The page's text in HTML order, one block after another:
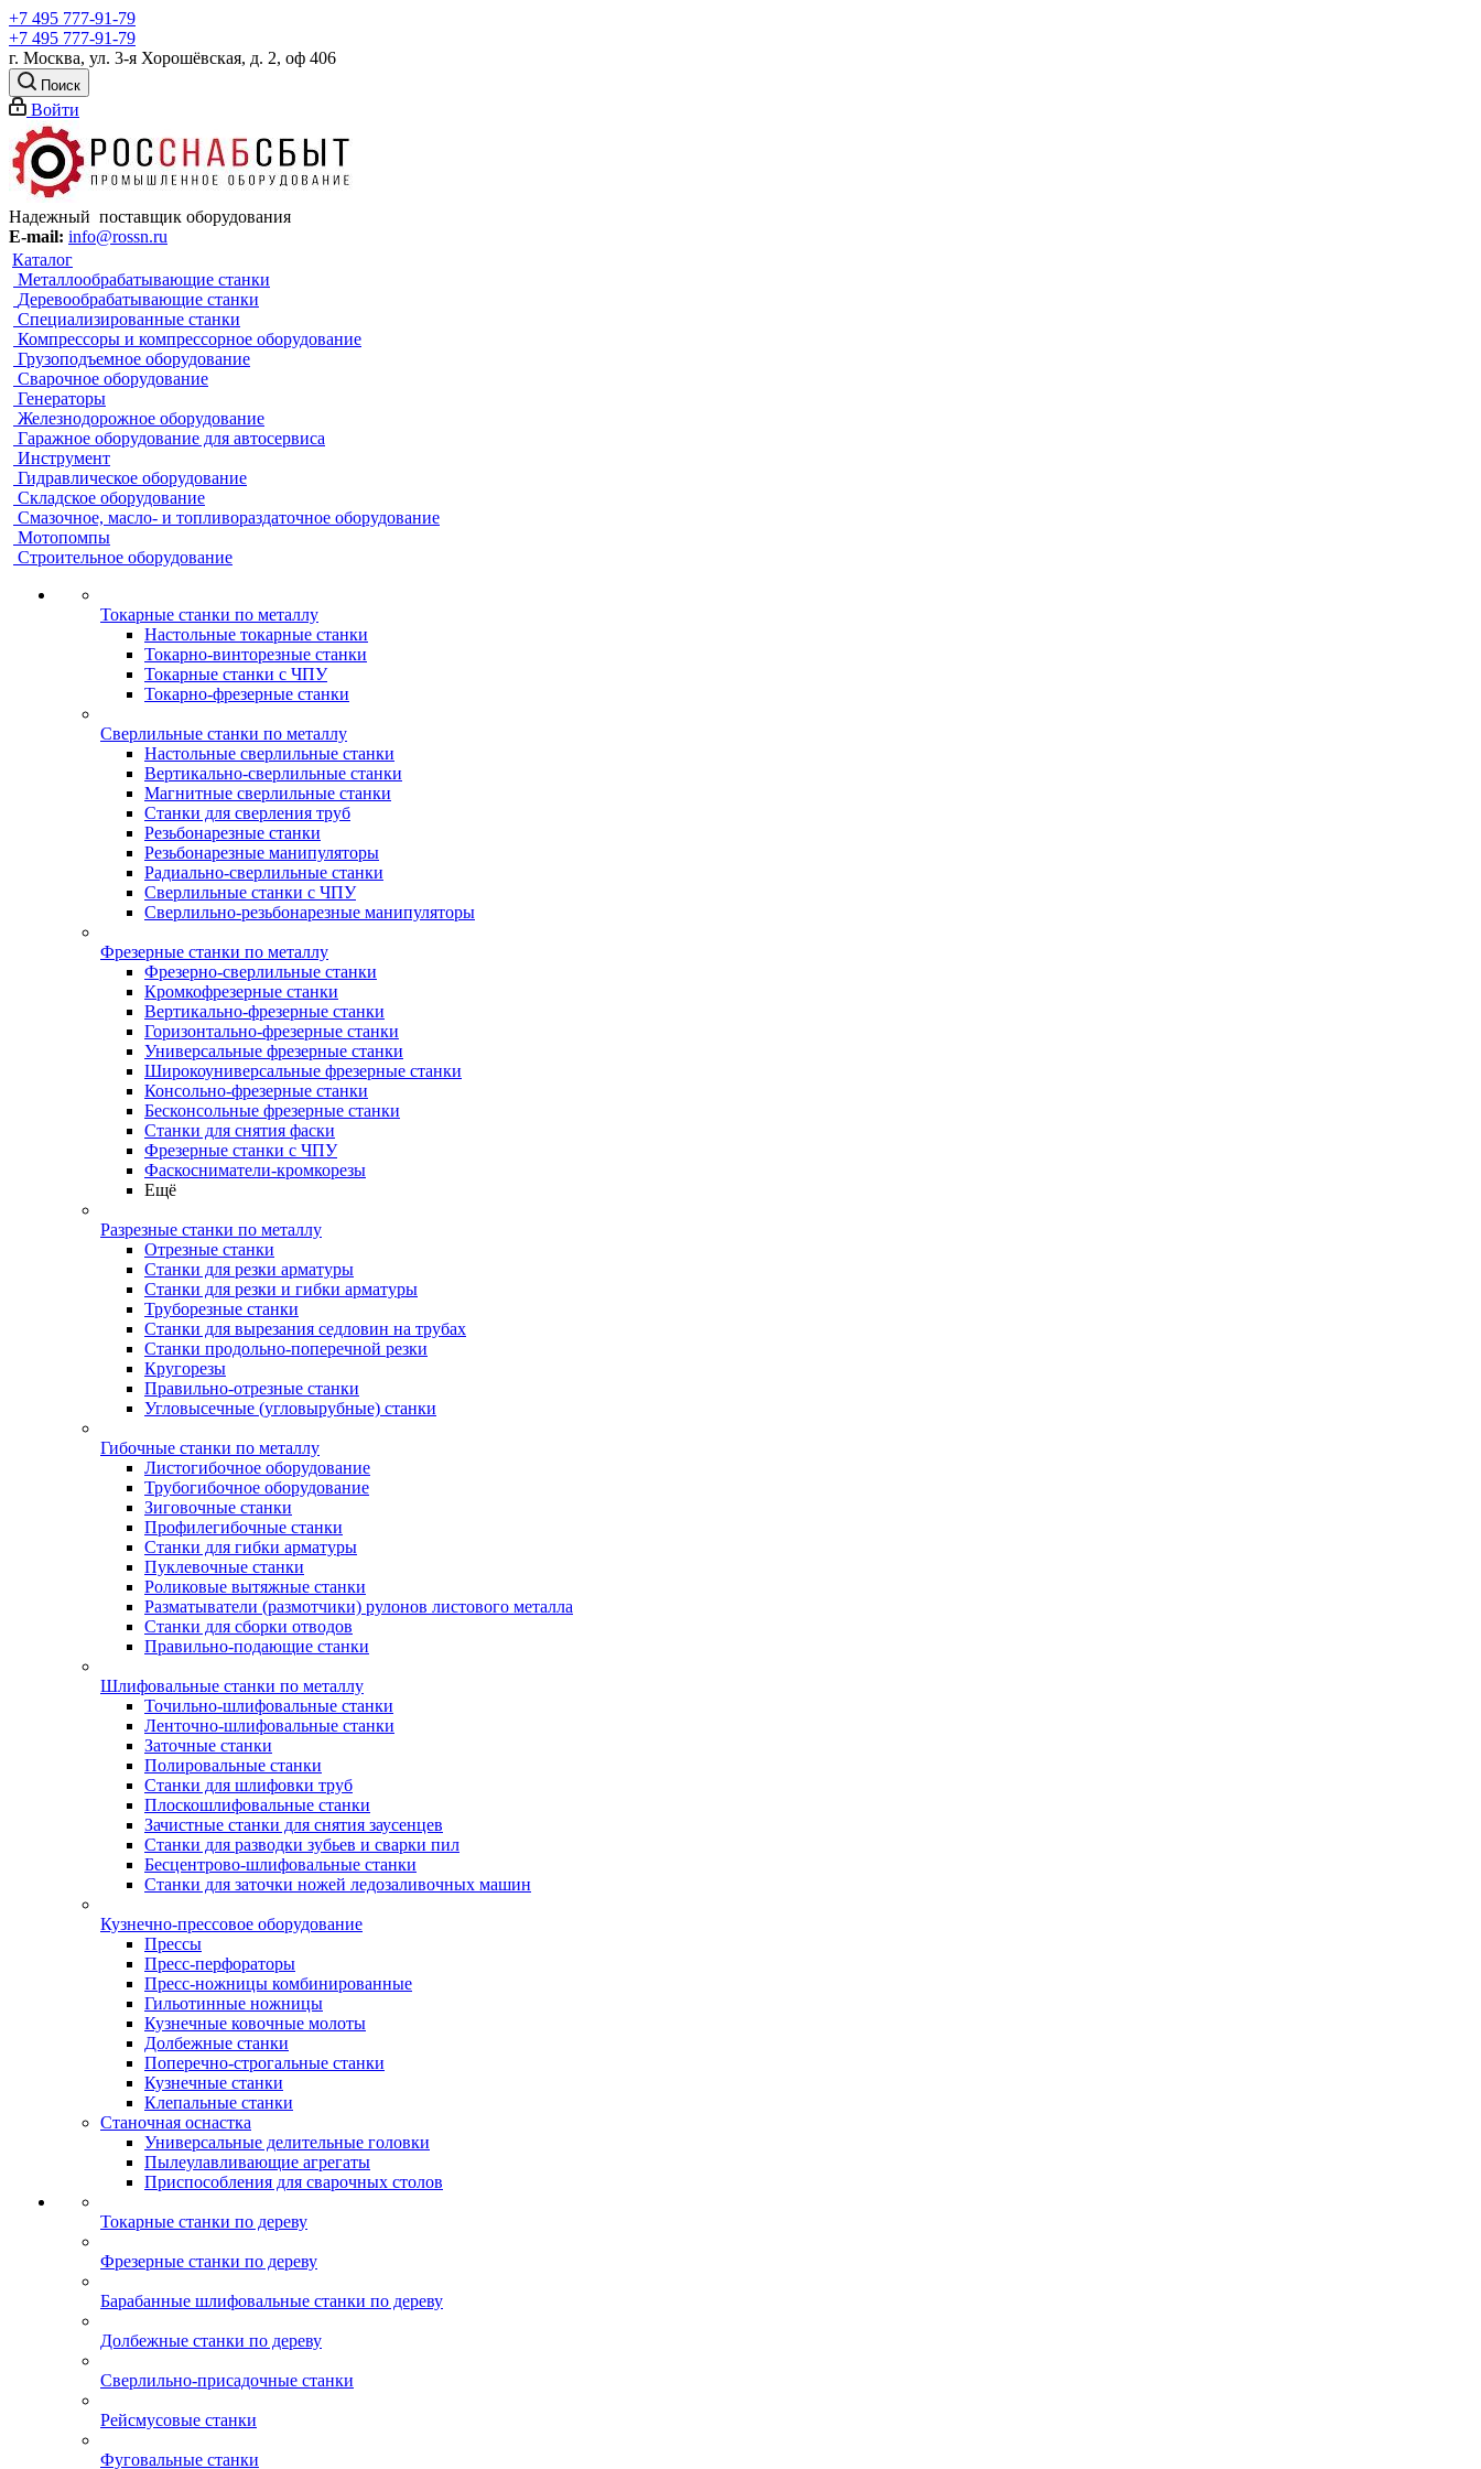
+7 495 777-91-79
+7 495 777-91-79
г. Москва, ул. 3-я Хорошёвская, д. 2, оф 406
Поиск
Войти
Надежный поставщик оборудования
E-mail: info@rossn.ru
Каталог
Металлообрабатывающие станки
Деревообрабатывающие станки
Специализированные станки
Компрессоры и компрессорное оборудование
Грузоподъемное оборудование
Сварочное оборудование
Генераторы
Железнодорожное оборудование
Гаражное оборудование для автосервиса
Инструмент
Гидравлическое оборудование
Складское оборудование
Смазочное, масло- и топливораздаточное оборудование
Мотопомпы
Строительное оборудование
Токарные станки по металлу
Настольные токарные станки
Токарно-винторезные станки
Токарные станки с ЧПУ
Токарно-фрезерные станки
Сверлильные станки по металлу
Настольные сверлильные станки
Вертикально-сверлильные станки
Магнитные сверлильные станки
Станки для сверления труб
Резьбонарезные станки
Резьбонарезные манипуляторы
Радиально-сверлильные станки
Сверлильные станки с ЧПУ
Сверлильно-резьбонарезные манипуляторы
Фрезерные станки по металлу
Фрезерно-сверлильные станки
Кромкофрезерные станки
Вертикально-фрезерные станки
Горизонтально-фрезерные станки
Универсальные фрезерные станки
Широкоуниверсальные фрезерные станки
Консольно-фрезерные станки
Бесконсольные фрезерные станки
Станки для снятия фаски
Фрезерные станки с ЧПУ
Фаскосниматели-кромкорезы
Ещё
Разрезные станки по металлу
Отрезные станки
Станки для резки арматуры
Станки для резки и гибки арматуры
Труборезные станки
Станки для вырезания седловин на трубаx
Станки продольно-поперечной резки
Кругорезы
Правильно-отрезные станки
Угловысечные (угловырубные) станки
Гибочные станки по металлу
Листогибочное оборудование
Трубогибочное оборудование
Зиговочные станки
Профилегибочные станки
Станки для гибки арматуры
Пуклевочные станки
Роликовые вытяжные станки
Разматыватели (размотчики) рулонов листового металла
Станки для сборки отводов
Правильно-подающие станки
Шлифовальные станки по металлу
Точильно-шлифовальные станки
Ленточно-шлифовальные станки
Заточные станки
Полировальные станки
Станки для шлифовки труб
Плоскошлифовальные станки
Зачистные станки для снятия заусенцев
Станки для разводки зубьев и сварки пил
Бесцентрово-шлифовальные станки
Станки для заточки ножей ледозаливочных машин
Кузнечно-прессовое оборудование
Прессы
Пресс-перфораторы
Пресс-ножницы комбинированные
Гильотинные ножницы
Кузнечные ковочные молоты
Долбежные станки
Поперечно-строгальные станки
Кузнечные станки
Клепальные станки
Станочная оснастка
Универсальные делительные головки
Пылеулавливающие агрегаты
Приспособления для сварочных столов
Токарные станки по дереву
Фрезерные станки по дереву
Барабанные шлифовальные станки по дереву
Долбежные станки по дереву
Сверлильно-присадочные станки
Рейсмусовые станки
Фуговальные станки